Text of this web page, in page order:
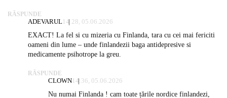
RĂSPUNDE
ADEVARUL14:28, 05.06.2026
EXACT! La fel si cu mizeria cu Finlanda, tara cu cei mai fericiti
oameni din lume – unde finlandezii baga antidepresive si
medicamente psihotrope la greu.
RĂSPUNDE
CLOWN14:36, 05.06.2026
Nu numai Finlanda ! cam toate țările nordice finlandezi,